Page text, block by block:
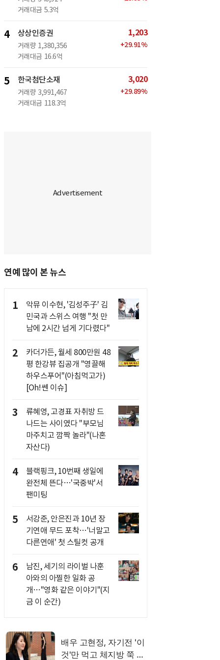
거래대금 5.3억
4 상상인증권
거래량 1,380,356
거래대금 16.6억
1,203
+29.91%
5 한국첨단소재
거래량 3,991,467
거래대금 118.3억
3,020
+29.89%
연예 많이 본 뉴스
1
악뮤 이수현, '김성주子' 김
민국과 스위스 여행 "첫 만
남에 2시간 넘게 기다렸다"
2
카더가든, 월세 800만원 48
평 한강뷰 집공개 "영끌해
하우스푸어"(아침먹고가)
[Oh!쎈 이슈]
3
류혜영, 고경표 자취방 드
나드는 사이였다 "부모님
마주치고 깜짝 놀라"(나혼
자산다)
4
블랙핑크, 10번째 생일에
완전체 뜬다…'국중박'서
팬미팅
5
서강준, 안은진과 10년 장
기연애 무드 포착…'너말고
다른연애' 첫 스틸컷 공개
6
남진, 세기의 라이벌 나훈
아와의 아찔한 일화 공
개…"영화 같은 이야기"(지
금 이 순간)